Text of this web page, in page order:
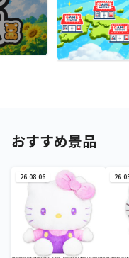
おすすめ景品
26.08.06